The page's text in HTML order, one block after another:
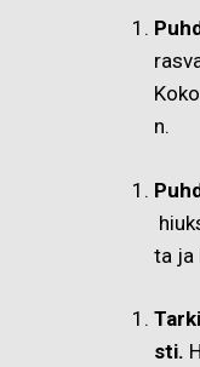
n.
ta ja
sti.